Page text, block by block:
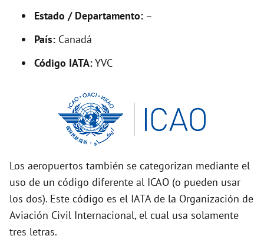
i
Estado / Departamento: –
País: Canadá
Código IATA:YVC
Los aeropuertos también se categorizan mediante el
uso de un código diferente al ICAO (o pueden usar
los dos). Este código es el IATA de la Organización de
Aviación Civil Internacional, el cual usa solamente
tres letras.